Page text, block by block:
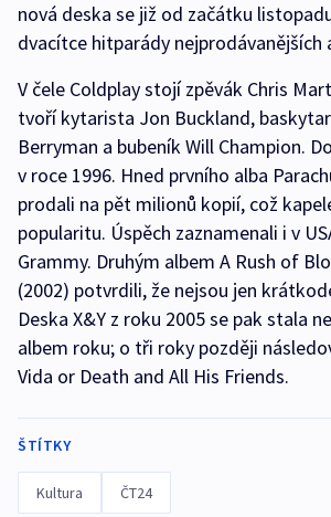
nová deska se již od začátku
dvacítce hitparády nejprodávanějších
V čele Coldplay stojí zpěvák Chris
tvoří kytarista Jon Buckland,
Berryman a bubeník Will Champion.
v roce 1996. Hned prvního alba
prodali na pět milionů kopií, což
popularitu. Úspěch zaznamenali i v
Grammy. Druhým albem A Rush of
(2002) potvrdili, že nejsou jen
Deska X&Y z roku 2005 se pak stala
albem roku; o tři roky později
Vida or Death and All His Friends.
ŠTÍTKY
Kultura ČT24